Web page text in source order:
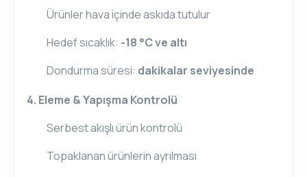
Ürünler hava içinde askıda tutulur
Hedef sıcaklık: -18 °C ve altı
Dondurma süresi: dakikalar seviyesinde
4. Eleme & Yapışma Kontrolü
Serbest akışlı ürün kontrolü
Topaklanan ürünlerin ayrılması